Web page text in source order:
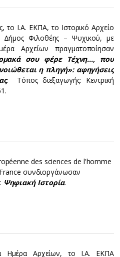
το Ι.Α. ΕΚΠΑ, το Ιστορικό Αρχείο
Φιλοθέης – Ψυχικού, με
Αρχείων πραγματοποίησαν
σου φέρε Τέχνη…, που
η πληγή»: αφηγήσεις
. Τόπος διεξαγωγής: Κεντρική
des sciences de l'homme
συνδιοργάνωσαν
Ψηφιακή Ιστορία.
Ημέρα Αρχείων, το Ι.Α. ΕΚΠΑ